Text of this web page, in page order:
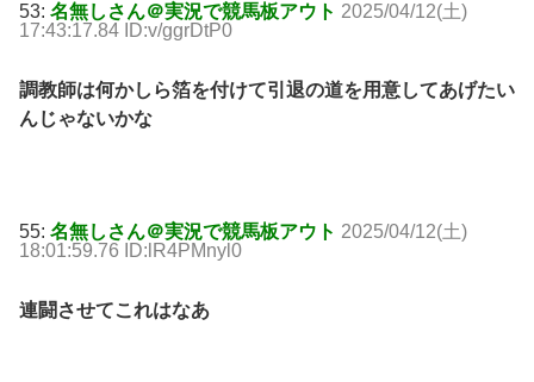
53: 名無しさん＠実況で競馬板アウト 2025/04/12(土)
17:43:17.84 ID:v/ggrDtP0
調教師は何かしら箔を付けて引退の道を用意してあげたい
んじゃないかな
55: 名無しさん＠実況で競馬板アウト 2025/04/12(土)
18:01:59.76 ID:lR4PMnyl0
連闘させてこれはなあ